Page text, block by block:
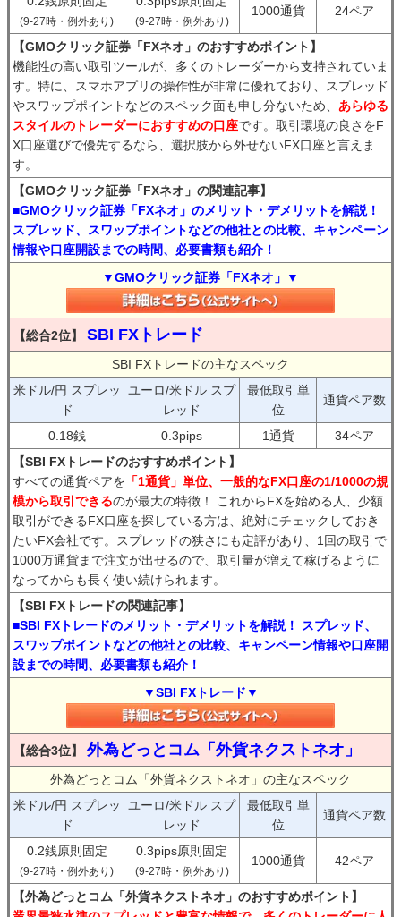
(9-27時・例外あり) (9-27時・例外あり)
1000通貨 24ペア
【GMOクリック証券「FXネオ」のおすすめポイント】
機能性の高い取引ツールが、多くのトレーダーから支持されていま
す。特に、スマホアプリの操作性が非常に優れており、スプレッド
やスワップポイントなどのスペック面も申し分ないため、 あらゆる
スタイルのトレーダーにおすすめの口座です。取引環境の良さをF
X口座選びで優先するなら、選択肢から外せないFX口座と言えま
す。
【GMOクリック証券「FXネオ」の関連記事】
■GMOクリック証券「FXネオ」のメリット・デメリットを解説！
スプレッド、スワップポイントなどの他社との比較、キャンペーン
情報や口座開設までの時間、必要書類も紹介！
▼GMOクリック証券「FXネオ」▼
【総合2位】 SBI FXトレード
SBI FXトレードの主なスペック
米ドル/円 スプレッ
ド
ユーロ/米ドル スプ
レッド
最低取引単
位
通貨ペア数
0.18銭 0.3pips 1通貨
34ペア
【SBI FXトレードのおすすめポイント】
すべての通貨ペアを 「1通貨」単位、一般的なFX口座の1/1000の規
模から取引できるのが最大の特徴！ これからFXを始める人、少額
取引ができるFX口座を探している方は、絶対にチェックしておき
たいFX会社です。スプレッドの狭さにも定評があり、1回の取引で
1000万通貨まで注文が出せるので、取引量が増えて稼げるように
なってからも長く使い続けられます。
【SBI FXトレードの関連記事】
■SBI FXトレードのメリット・デメリットを解説！ スプレッド、
スワップポイントなどの他社との比較、キャンペーン情報や口座開
設までの時間、必要書類も紹介！
▼SBI FXトレード▼
【総合3位】 外為どっとコム「外貨ネクストネオ」
外為どっとコム「外貨ネクストネオ」の主なスペック
米ドル/円 スプレッ
ド
ユーロ/米ドル スプ
レッド
最低取引単
位
通貨ペア数
0.2銭原則固定
(9-27時・例外あり)
0.3pips原則固定
(9-27時・例外あり)
1000通貨 42ペア
【外為どっとコム「外貨ネクストネオ」のおすすめポイント】